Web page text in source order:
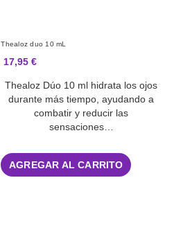
Thealoz duo 10 mL
17,95 €
Thealoz Dúo 10 ml hidrata los ojos
durante más tiempo, ayudando a
combatir y reducir las
sensaciones…
AGREGAR AL CARRITO